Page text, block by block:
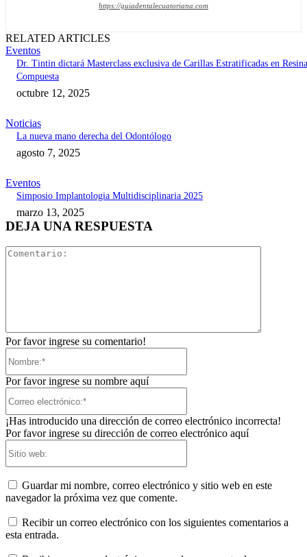
https://guiadentalecuatoriana.com
RELATED ARTICLES
Eventos
Dr. Tintin dictará Masterclass exclusiva de Carillas Estratificadas en Resina
Compuesta
octubre 12, 2025
Noticias
La nueva mano derecha del Odontólogo
agosto 7, 2025
Eventos
Simposio Implantologia Multidisciplinaria 2025
marzo 13, 2025
DEJA UNA RESPUESTA
Por favor ingrese su comentario!
Por favor ingrese su nombre aquí
¡Has introducido una dirección de correo electrónico incorrecta!
Por favor ingrese su dirección de correo electrónico aquí
Guardar mi nombre, correo electrónico y sitio web en este
navegador la próxima vez que comente.
Recibir un correo electrónico con los siguientes comentarios a
esta entrada.